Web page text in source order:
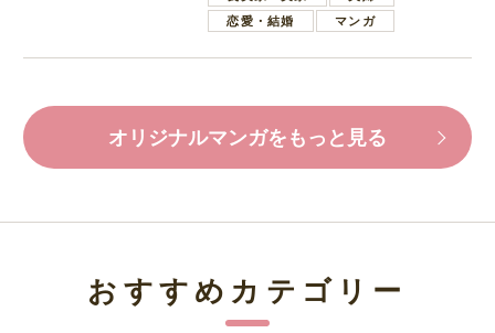
恋愛・結婚
マンガ
オリジナルマンガをもっと見る
おすすめカテゴリー